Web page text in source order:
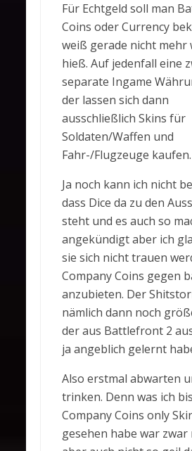
Für Echtgeld soll man
Coins oder Currency
weiß gerade nicht mehr
hieß. Auf jedenfall eine
separate Ingame
der lassen sich dann
ausschließlich Skins für
Soldaten/Waffen und
Fahr-/Flugzeuge kaufen.
Ja noch kann ich nicht
dass Dice da zu den
steht und es auch so
angekündigt aber ich
sie sich nicht trauen
Company Coins gegen
anzubieten. Der
nämlich dann noch
der aus Battlefront 2
ja angeblich gelernt
Also erstmal abwarten
trinken. Denn was ich
Company Coins only
gesehen habe war zwar